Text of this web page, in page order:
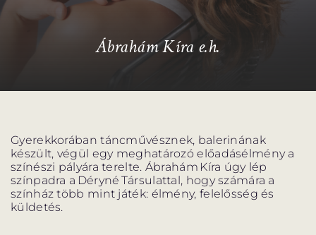
PROGRAM
PROGRAM
ALPROGRAMOK
Ábrahám Kíra e.h.
Gyerekkorában táncművésznek, balerinának
készült, végül egy meghatározó előadásélmény a
színészi pályára terelte. Ábrahám Kíra úgy lép
színpadra a Déryné Társulattal, hogy számára a
színház több mint játék: élmény, felelősség és
küldetés.